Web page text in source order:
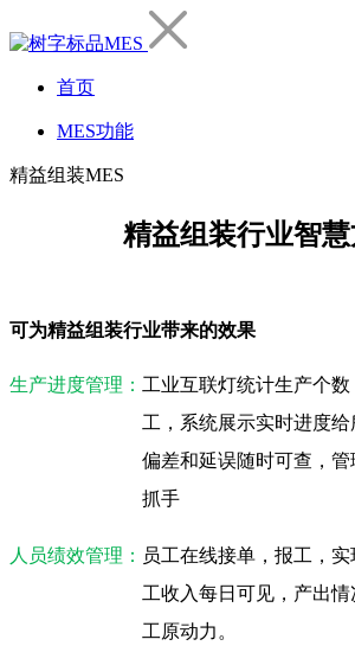
首页
MES功能
精益组装MES
精益组装行业智
可为精益组装行业带来的效果
生产进度管理： 工业互联灯统计生产个
工，系统展示实时进度
偏差和延误随时可查，
抓手
人员绩效管理： 员工在线接单，报工，
工收入每日可见，产出
工原动力。